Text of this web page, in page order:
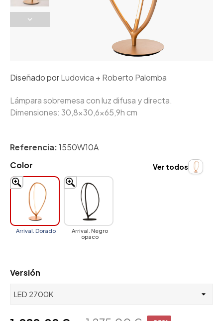
Diseñado porLudovica + Roberto Palomba
Lámpara sobremesa con luz difusa y directa.
Dimensiones: 30,8x30,6x65,9h cm
Referencia:1550W10A
Color
Arrival. Dorado
Arrival. Negro
opaco
Ver todos
Versión